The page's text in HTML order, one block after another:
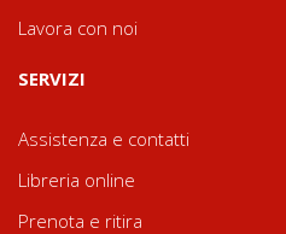
Lavora con noi
SERVIZI
Assistenza e contatti
Libreria online
Prenota e ritira